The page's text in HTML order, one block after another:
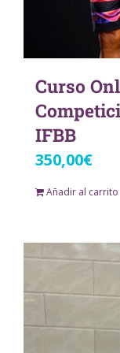
Curso
IFBB
350,00€
Añadir al carrito